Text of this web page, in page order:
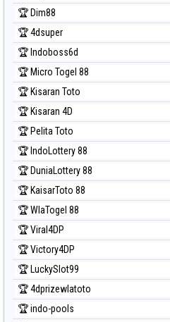
🏆 Dim88
🏆 4dsuper
🏆 Indoboss6d
🏆 Micro Togel 88
🏆 Kisaran Toto
🏆 Kisaran 4D
🏆 Pelita Toto
🏆 IndoLottery 88
🏆 DuniaLottery 88
🏆 KaisarToto 88
🏆 WlaTogel 88
🏆 Viral4DP
🏆 Victory4DP
🏆 LuckySlot99
🏆 4dprizewlatoto
🏆 indo-pools